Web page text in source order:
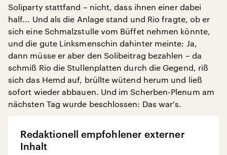
Soliparty stattfand – nicht, dass ihnen einer dabei
half... Und als die Anlage stand und Rio fragte, ob er
sich eine Schmalzstulle vom Büffet nehmen könnte,
und die gute Linksmenschin dahinter meinte: Ja,
dann müsse er aber den Solibeitrag bezahlen – da
schmiß Rio die Stullenplatten durch die Gegend, riß
sich das Hemd auf, brüllte wütend herum und ließ
sofort wieder abbauen. Und im Scherben-Plenum am
nächsten Tag wurde beschlossen: Das war's.
Redaktionell empfohlener externer
Inhalt